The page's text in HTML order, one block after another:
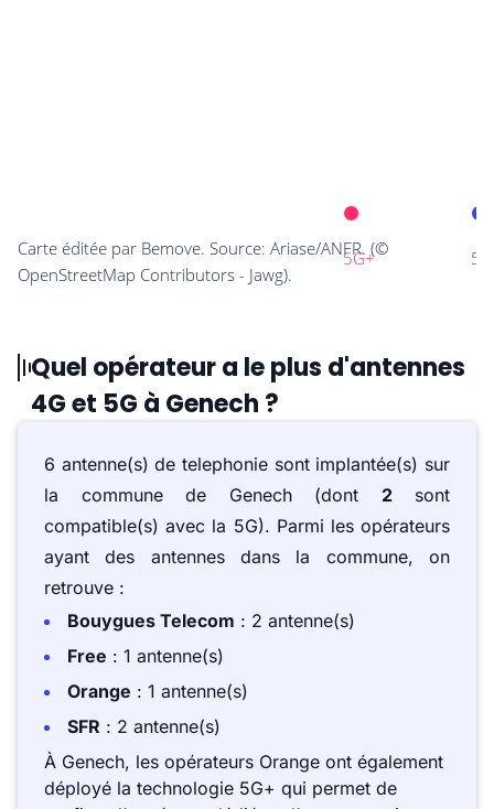
Quel opérateur a le plus d'antennes
4G et 5G à Genech ?
6 antenne(s) de telephonie sont implantée(s) sur
la commune de Genech (dont 2sont
compatible(s) avec la 5G). Parmi les opérateurs
ayant des antennes dans la commune, on
retrouve :
Bouygues Telecom : 2 antenne(s)
Free : 1 antenne(s)
Orange : 1 antenne(s)
SFR : 2 antenne(s)
À Genech, les opérateurs Orange ont également
déployé la technologie 5G+ qui permet de